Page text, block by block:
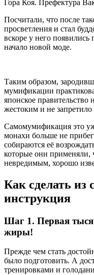
Гора Коя. Префектура
Посчитали, что после
просветления и стал
вскоре у него
начало новой моде.
Таким образом,
мумификации
японское
жестоким и не запретило
Самомумификация это
монахи больше не
собираются её
которые они применяли,
невредимым, хорошо
Как сделать из
инструкция
Шаг 1. Первая
жиры!
Прежде чем стать
было подготовить. А
тренировками и